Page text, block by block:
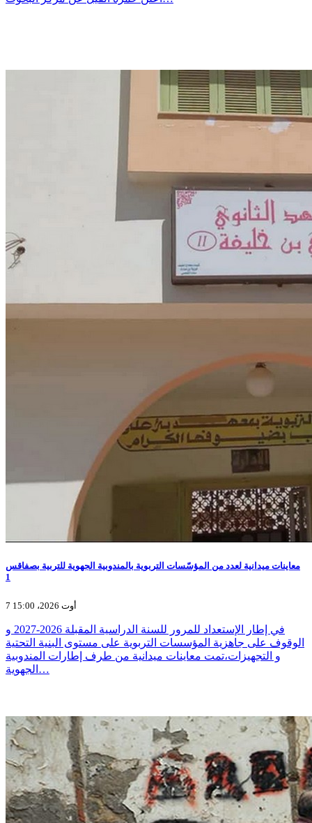
معاينات ميدانية لعدد من المؤسّسات التربوية بالمندوبية الجهوية للتربية بصفاقس
1
7 أوت 2026، 15:00
في إطار الإستعداد للمرور للسنة الدراسية المقبلة 2026-2027 و
الوقوف على جاهزية المؤسسات التربوية على مستوى البنية التحتية
و التجهيزات،تمت معاينات ميدانية من طرف إطارات المندوبية
الجهوية…